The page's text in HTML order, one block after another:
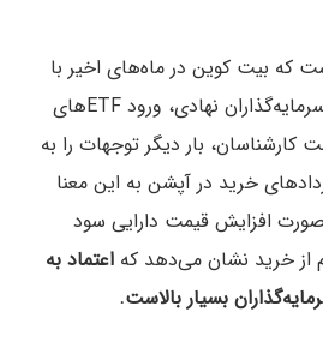
که بیت کوین در ماه‌های اخیر با
توجه به افزایش تقاضای سرمایه‌گذاران نهادی، ورود ETF‌های
بار دیگر توجهات را به
خرید در آپشن به این معنا
صورت افزایش قیمت دارایی سود
از خرید نشان می‌دهد که اعتماد به
بسیار بالاست.